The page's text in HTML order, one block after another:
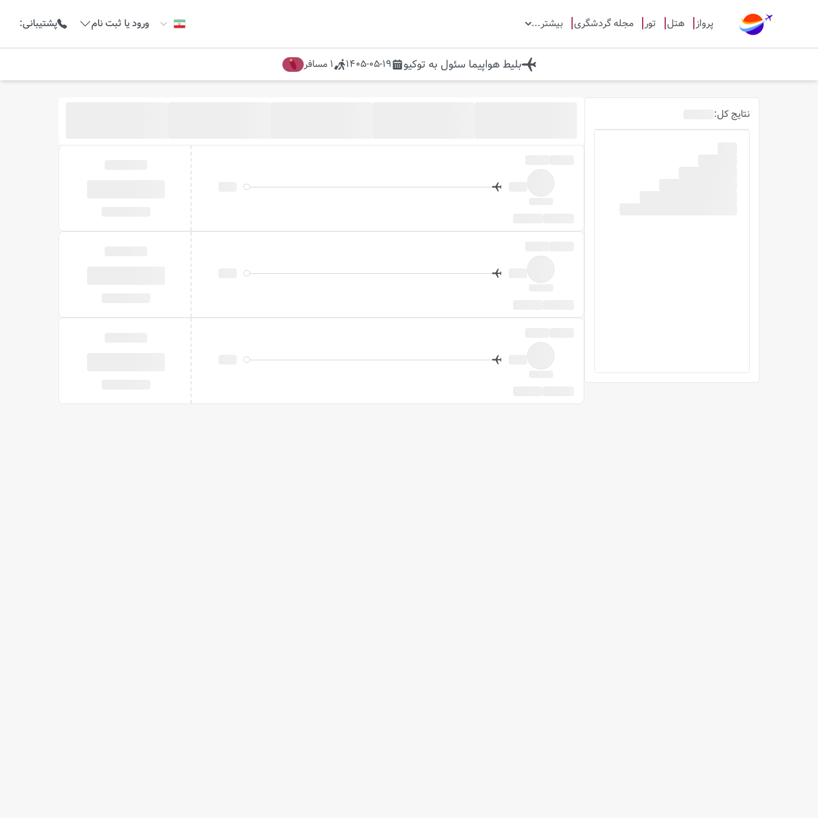
پرواز هتل تور مجله گردشگری بیشتر... ورود یا ثبت نام پشتیبانی:
بلیط هواپیما سئول به توکیو 1405-05-19
1 مسافر
نتایج کل: